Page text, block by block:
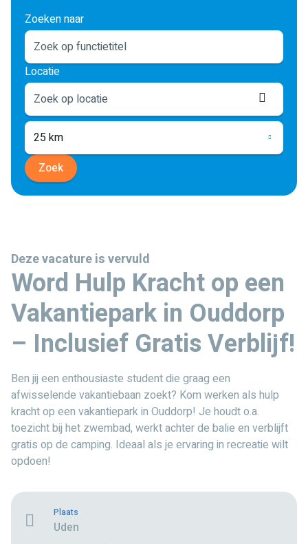
Zoeken naar
Locatie
25 km
Zoek
Deze vacature is vervuld
Word Hulp Kracht op een
Vakantiepark in Ouddorp
– Inclusief Gratis Verblijf!
Ben jij een enthousiaste student die graag een
afwisselende vakantiebaan zoekt? Kom werken als hulp
kracht op een vakantiepark in Ouddorp! Je houdt o.a.
toezicht bij het zwembad, werkt achter de balie en verblijft
gratis op de camping. Ideaal als je ervaring in recreatie wilt
opdoen!
Plaats
Uden